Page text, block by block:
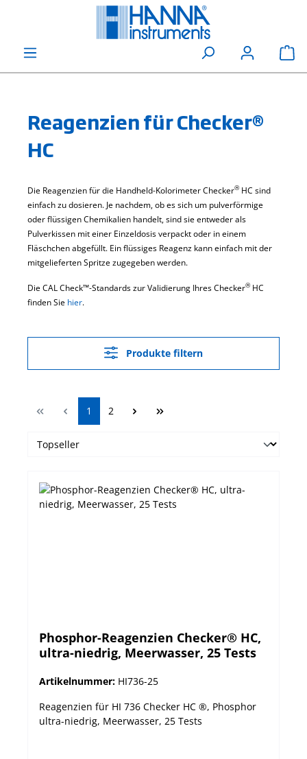
Reagenzien für Checker®
HC
Die Reagenzien für die Handheld-Kolorimeter Checker® HC sind
einfach zu dosieren. Je nachdem, ob es sich um pulverförmige
oder flüssigen Chemikalien handelt, sind sie entweder als
Pulverkissen mit einer Einzeldosis verpackt oder in einem
Fläschchen abgefüllt. Ein flüssiges Reagenz kann einfach mit der
mitgelieferten Spritze zugegeben werden.
Die CAL Check™-Standards zur Validierung Ihres Checker® HC
finden Sie hier.
Produkte filtern
Seite
1 Seite
2
Phosphor-Reagenzien Checker® HC,
ultra-niedrig, Meerwasser, 25 Tests
Artikelnummer: HI736-25
Reagenzien für HI 736 Checker HC ®, Phosphor
ultra-niedrig, Meerwasser, 25 Tests